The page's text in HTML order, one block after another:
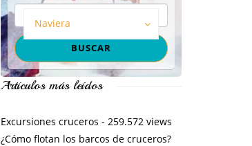
Naviera
Artículos más leídos
Excursiones cruceros - 259.572 views
¿Cómo flotan los barcos de cruceros?